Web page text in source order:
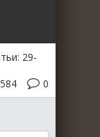
29-
0
584